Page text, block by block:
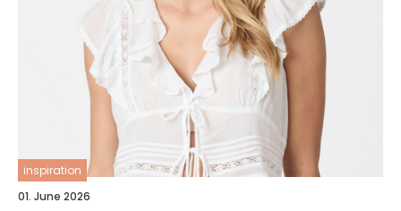
inspiration
01. June 2026